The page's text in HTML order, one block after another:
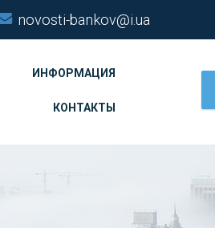
novosti-bankov@i.ua
ИНФОРМАЦИЯ
КОНТАКТЫ